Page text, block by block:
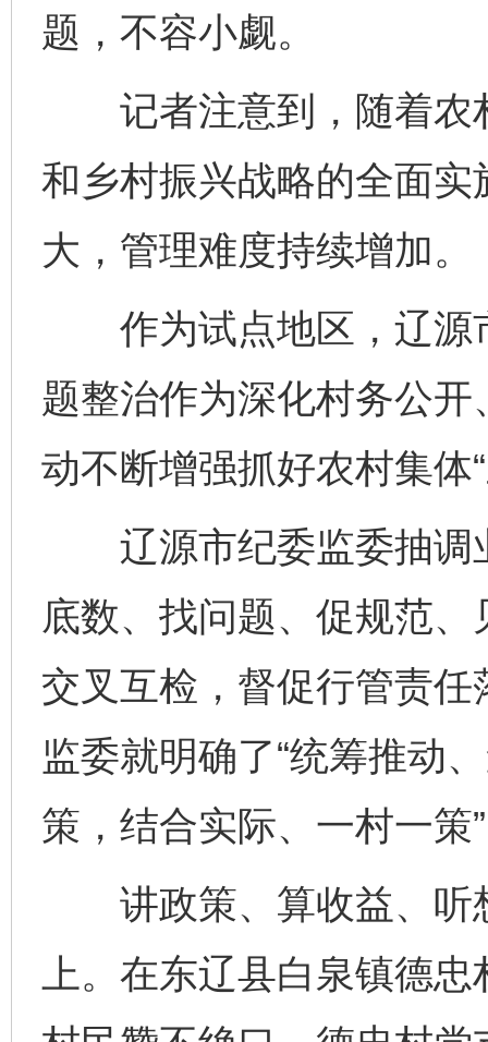
题，不容小觑。
记者注意到，随着农
和乡村振兴战略的全面实
大，管理难度持续增加。
作为试点地区，辽源
题整治作为深化村务公
动不断增强抓好农村集体
辽源市纪委监委抽调
底数、找问题、促规范、
交叉互检，督促行管责
监委就明确了“统筹推动
策，结合实际、一村一策
讲政策、算收益、听
上。在东辽县白泉镇德